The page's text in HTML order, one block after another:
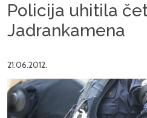
Policija uhitila
Jadrankamena
21.06.2012.